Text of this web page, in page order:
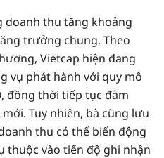
doanh thu tăng khoảng
trưởng chung. Theo
Vietcap hiện đang
vụ phát hành với quy mô
đồng thời tiếp tục đàm
Tuy nhiên, bà cũng lưu
thu có thể biến động
vào tiến độ ghi nhận